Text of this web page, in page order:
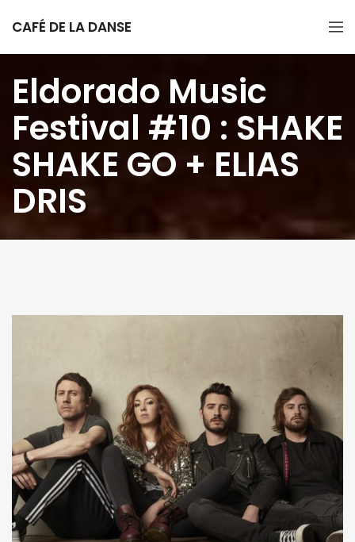
CAFÉ DE LA DANSE
Eldorado Music
Festival #10 : SHAKE
SHAKE GO + ELIAS
DRIS